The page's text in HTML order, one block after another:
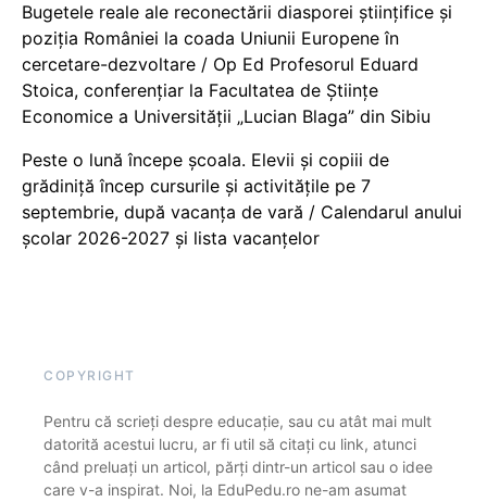
Bugetele reale ale reconectării diasporei științifice și
poziția României la coada Uniunii Europene în
cercetare-dezvoltare / Op Ed Profesorul Eduard
Stoica, conferențiar la Facultatea de Științe
Economice a Universității „Lucian Blaga” din Sibiu
Peste o lună începe școala. Elevii și copiii de
grădiniță încep cursurile și activitățile pe 7
septembrie, după vacanța de vară / Calendarul anului
școlar 2026-2027 și lista vacanțelor
COPYRIGHT
Pentru că scrieți despre educație, sau cu atât mai mult
datorită acestui lucru, ar fi util să citați cu link, atunci
când preluați un articol, părți dintr-un articol sau o idee
care v-a inspirat. Noi, la EduPedu.ro ne-am asumat